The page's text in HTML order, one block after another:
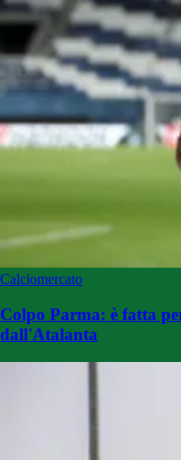
Calciomercato
Colpo Parma: è fatta
dall'Atalanta